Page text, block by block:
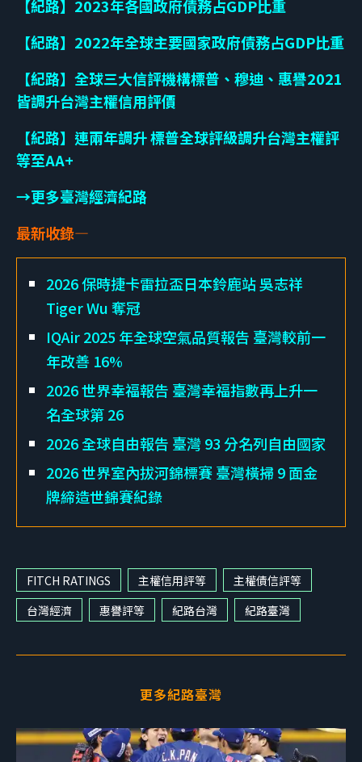
【紀路】2023年各國政府債務占GDP比重
【紀路】2022年全球主要國家政府債務占GDP比重
【紀路】全球三大信評機構標普、穆迪、惠譽2021
皆調升台灣主權信用評價
【紀路】連兩年調升 標普全球評級調升台灣主權評
等至AA+
→更多臺灣經濟紀路
最新收錄—
2026 保時捷卡雷拉盃日本鈴鹿站 吳志祥
Tiger Wu 奪冠
IQAir 2025 年全球空氣品質報告 臺灣較前一
年改善 16%
2026 世界幸福報告 臺灣幸福指數再上升一
名全球第 26
2026 全球自由報告 臺灣 93 分名列自由國家
2026 世界室內拔河錦標賽 臺灣橫掃 9 面金
牌締造世錦賽紀錄
FITCH RATINGS 主權信用評等
主權債信評等
台灣經濟
惠譽評等 紀路台灣 紀路臺灣
更多紀路臺灣